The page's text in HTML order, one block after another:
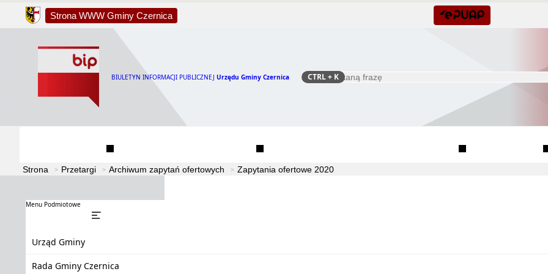
Strona WWW Gminy Czernica
BIULETYN INFORMACJI PUBLICZNEJ Urzędu Gminy Czernica Szukaj
CTRL+ K
Strona Przetargi Archiwum zapytań ofertowych Zapytania ofertowe 2020
Menu Podmiotowe
Urząd Gminy
Rada Gminy Czernica